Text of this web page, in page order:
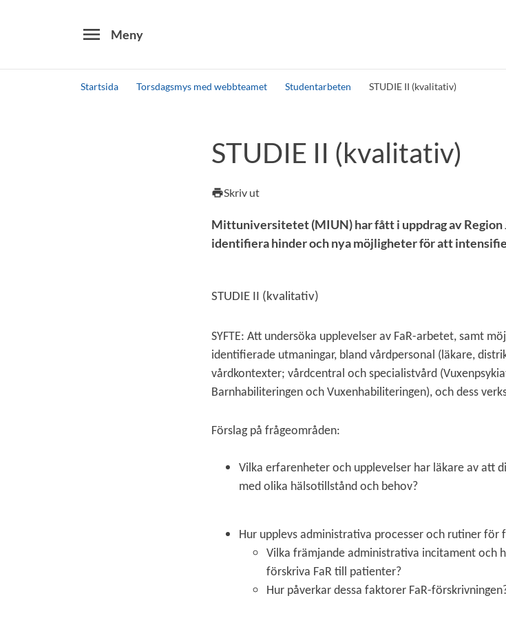
menu Meny
Startsida Torsdagsmys med webbteamet Studentarbeten STUDIE II (kvalitativ)
Detta är vår testmiljö - endast testdataSTUDIE II (kvalitativ)
printSkriv ut
Mittuniversitetet (MIUN) har fått i uppdrag av Region
identifiera hinder och nya möjligheter för att
STUDIE II (kvalitativ)
SYFTE: Att undersöka upplevelser av FaR-arbetet, samt
identifierade utmaningar, bland vårdpersonal (läkare,
vårdkontexter; vårdcentral och specialistvård
Barnhabiliteringen och Vuxenhabiliteringen), och dess
Förslag på frågeområden:
Vilka erfarenheter och upplevelser har läkare av att
med olika hälsotillstånd och behov?
Hur upplevs administrativa processer och rutiner för
Vilka främjande administrativa incitament och
förskriva FaR till patienter?
Hur påverkar dessa faktorer FaR-